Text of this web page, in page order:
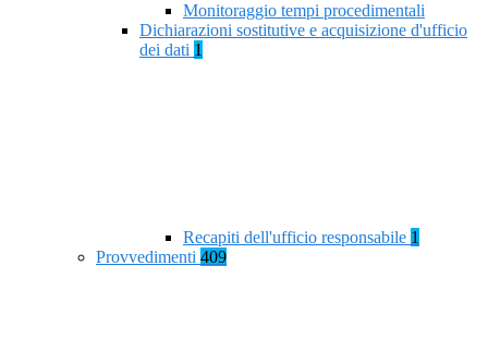
Monitoraggio tempi procedimentali
Dichiarazioni sostitutive e acquisizione d'ufficio
dei dati 1
Recapiti dell'ufficio responsabile 1
Provvedimenti 409